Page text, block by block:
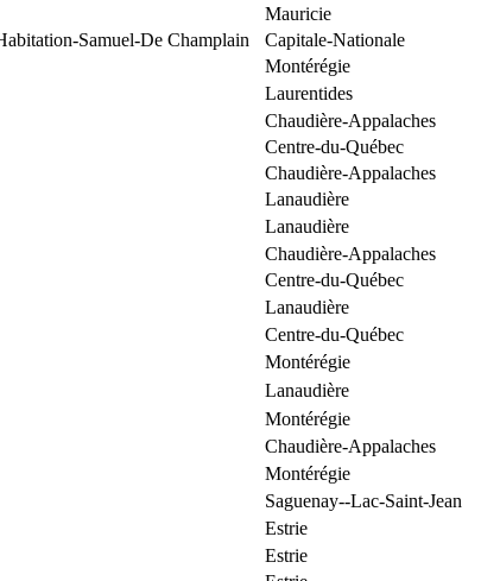
Mauricie
Samuel-De Champlain Capitale-Nationale
Montérégie
Laurentides
Chaudière-Appalaches
Centre-du-Québec
Chaudière-Appalaches
Lanaudière
Lanaudière
Chaudière-Appalaches
Centre-du-Québec
Lanaudière
Centre-du-Québec
Montérégie
Lanaudière
Montérégie
Chaudière-Appalaches
Montérégie
Saguenay--Lac-Saint-Jean
Estrie
Estrie